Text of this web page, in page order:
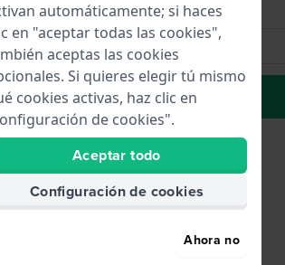
La lista de deseos
automáticamente; si haces
en "aceptar todas las cookies",
aceptas las cookies
Si quieres elegir tú mismo
cookies activas, haz clic en
de cookies".
Aceptar todo
Configuración de cookies
Ahora no